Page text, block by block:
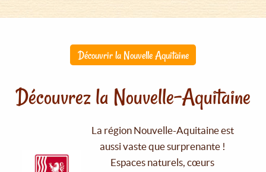
Découvrir la Nouvelle Aquitaine
Découvrez la Nouvelle-Aquitaine
La région Nouvelle-Aquitaine est
aussi vaste que surprenante !
Espaces naturels, cœurs